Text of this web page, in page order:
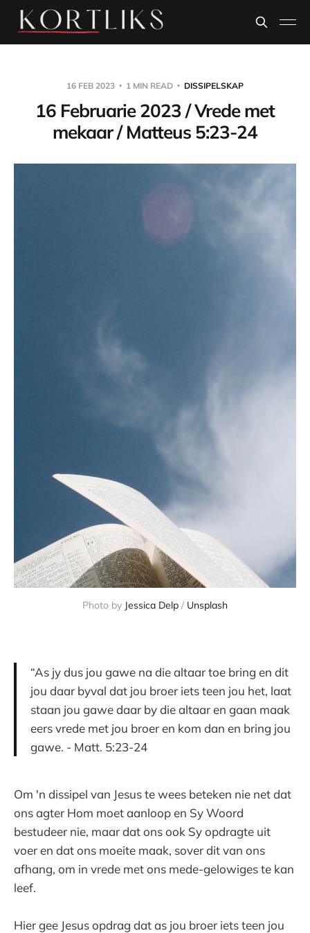
16 FEB 2023 1 MIN READ DISSIPELSKAP
16 Februarie 2023 / Vrede met
mekaar / Matteus 5:23-24
Photo by Jessica Delp / Unsplash
“As jy dus jou gawe na die altaar toe bring en dit
jou daar byval dat jou broer iets teen jou het, laat
staan jou gawe daar by die altaar en gaan maak
eers vrede met jou broer en kom dan en bring jou
gawe. - Matt. 5:23-24
Om 'n dissipel van Jesus te wees beteken nie net dat
ons agter Hom moet aanloop en Sy Woord
bestudeer nie, maar dat ons ook Sy opdragte uit
voer en dat ons moeite maak, sover dit van ons
afhang, om in vrede met ons mede-gelowiges te kan
leef.
Hier gee Jesus opdrag dat as jou broer iets teen jou